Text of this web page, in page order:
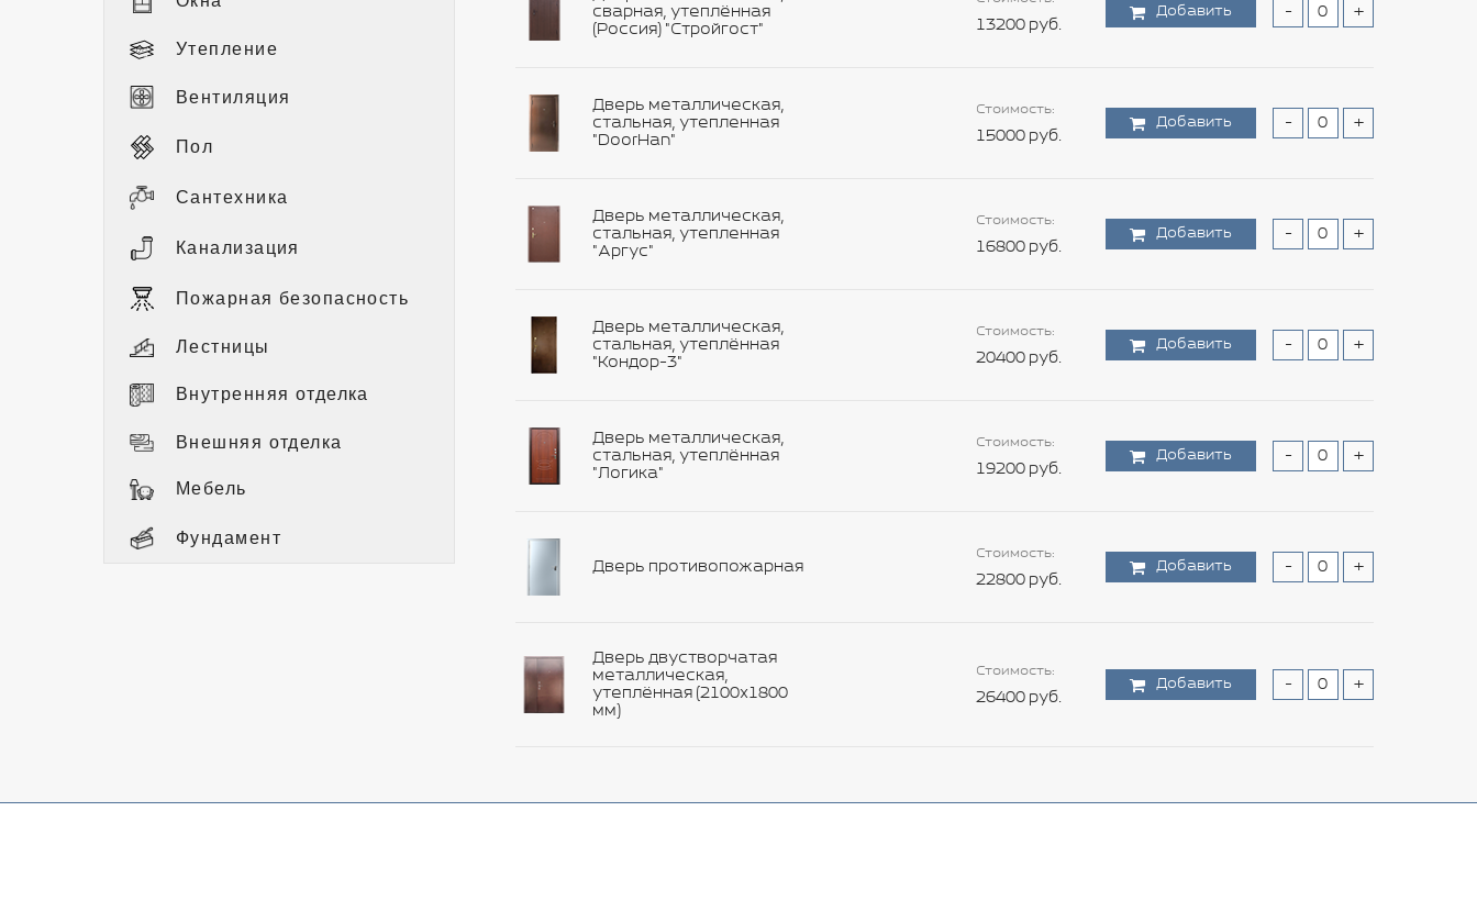
Утепление
Вентиляция
Пол
Сантехника
Канализация
Пожарная безопасность
Лестницы
Внутренняя отделка
Внешняя отделка
Мебель
Фундамент
сварная, утеплённая
(Россия) "Стройгост"
13200 руб.
Добавить - +
Дверь металлическая,
стальная, утепленная
"DoorHan"
Стоимость:
15000 руб.
Добавить - +
Дверь металлическая,
стальная, утепленная
"Аргус"
Стоимость:
16800 руб.
Добавить - +
Дверь металлическая,
стальная, утеплённая
"Кондор-3"
Стоимость:
20400 руб.
Добавить - +
Дверь металлическая,
стальная, утеплённая
"Логика"
Стоимость:
19200 руб.
Добавить - +
Дверь противопожарная
Стоимость:
22800 руб.
Добавить - +
Дверь двустворчатая
металлическая,
утеплённая (2100х1800
мм)
Стоимость:
26400 руб.
Добавить - +